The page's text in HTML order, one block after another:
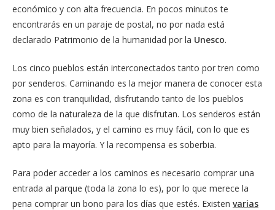
económico y con alta frecuencia. En pocos minutos te
encontrarás en un paraje de postal, no por nada está
declarado Patrimonio de la humanidad por la Unesco.
Los cinco pueblos están interconectados tanto por tren como
por senderos. Caminando es la mejor manera de conocer esta
zona es con tranquilidad, disfrutando tanto de los pueblos
como de la naturaleza de la que disfrutan. Los senderos están
muy bien señalados, y el camino es muy fácil, con lo que es
apto para la mayoría. Y la recompensa es soberbia.
Para poder acceder a los caminos es necesario comprar una
entrada al parque (toda la zona lo es), por lo que merece la
pena comprar un bono para los días que estés. Existen varias